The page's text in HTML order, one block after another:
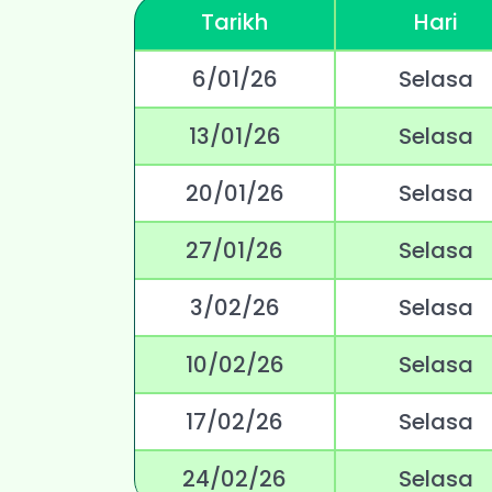
Tarikh
6/01/26
13/01/26
20/01/26
27/01/26
3/02/26
10/02/26
17/02/26
24/02/26
Hari
Selasa
Selasa
Selasa
Selasa
Selasa
Selasa
Selasa
Selasa